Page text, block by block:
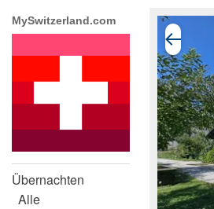
MySwitzerland.com
Übernachten
Alle